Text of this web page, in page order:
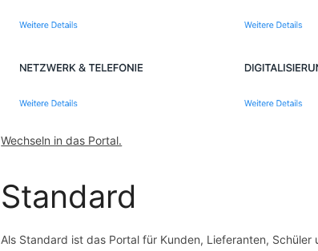
Wechseln in das Portal.
Standard
Als Standard ist das Portal für Kunden, Lieferanten, Schüler